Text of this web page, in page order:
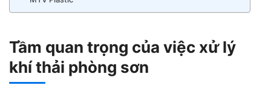
Tầm quan trọng của việc xử lý
khí thải phòng sơn